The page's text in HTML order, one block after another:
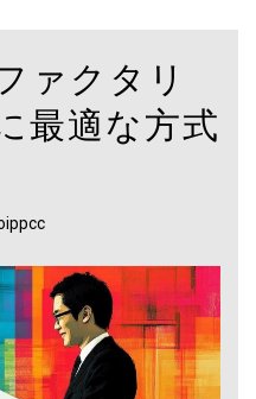
ァクタリ
最適な方式